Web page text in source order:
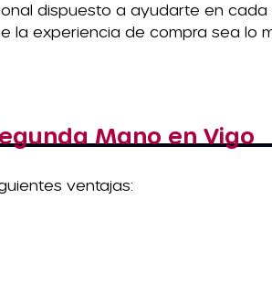
dispuesto a ayudarte en cada
la experiencia de compra sea lo
Mano en Vigo
ventajas: